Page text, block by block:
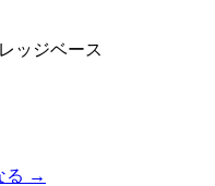
ッジベース
る →